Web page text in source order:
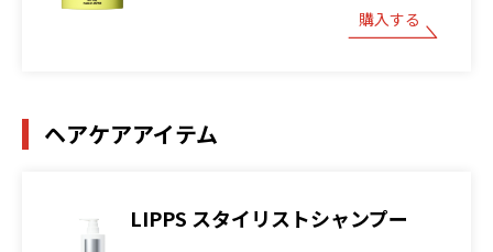
購入する
ヘアケアアイテム
LIPPS スタイリストシャンプー